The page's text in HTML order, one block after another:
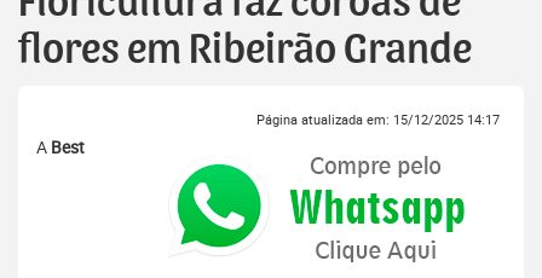
flores em Ribeirão Grande
Página atualizada em: 15/12/2025 14:17
A Best